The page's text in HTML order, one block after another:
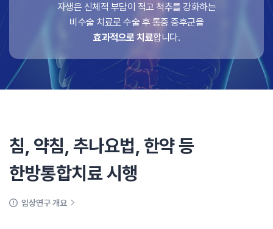
자생은 신체적 부담이 적고 척추를 강화하는
비수술 치료로 수술 후 통증 증후군을
효과적으로 치료합니다.
침, 약침, 추나요법, 한약 등
한방통합치료 시행
임상연구 개요